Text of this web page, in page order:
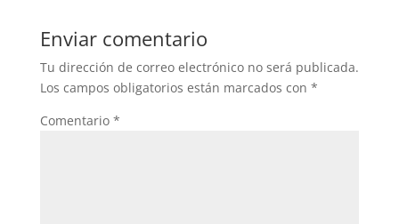
Enviar comentario
Tu dirección de correo electrónico no será publicada.
Los campos obligatorios están marcados con *
Comentario *